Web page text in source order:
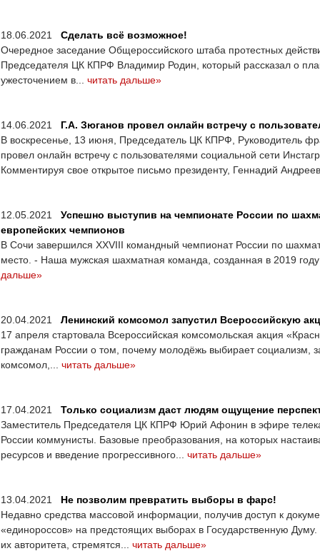
18.06.2021 Сделать всё возможное!
Очередное заседание Общероссийского штаба протестных
Председателя ЦК КПРФ Владимир Родин, который рассказал о
ужесточением в... читать дальше»
14.06.2021 Г.А. Зюганов провел онлайн встречу с
В воскресенье, 13 июня, Председатель ЦК КПРФ, Руководитель
провел онлайн встречу с пользователями социальной сети
Комментируя свое открытое письмо президенту, Геннадий
12.05.2021 Успешно выступив на чемпионате России по
европейских чемпионов
В Сочи завершился XXVIII командный чемпионат России по
место. - Наша мужская шахматная команда, созданная в 2019
дальше»
20.04.2021 Ленинский комсомол запустил Всероссийскую
17 апреля стартовала Всероссийская комсомольская акция
гражданам России о том, почему молодёжь выбирает социализм,
комсомол,... читать дальше»
17.04.2021 Только социализм даст людям ощущение
Заместитель Председателя ЦК КПРФ Юрий Афонин в эфире
России коммунисты. Базовые преобразования, на которых
ресурсов и введение прогрессивного... читать дальше»
13.04.2021 Не позволим превратить выборы в фарс!
Недавно средства массовой информации, получив доступ к
«единороссов» на предстоящих выборах в Государственную
их авторитета, стремятся... читать дальше»